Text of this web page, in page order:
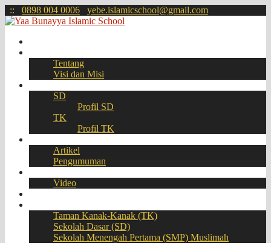
:: 0898 004 0006 yebe.islamicschool@gmail.com
Tentang
Visi dan Misi
SD
Profil SD
TK
Profil TK
Artikel
Pengumuman
Video
Taman Kanak-Kanak (TK)
Sekolah Dasar (SD)
Sekolah Menengah Pertama (SMP) Muslimah